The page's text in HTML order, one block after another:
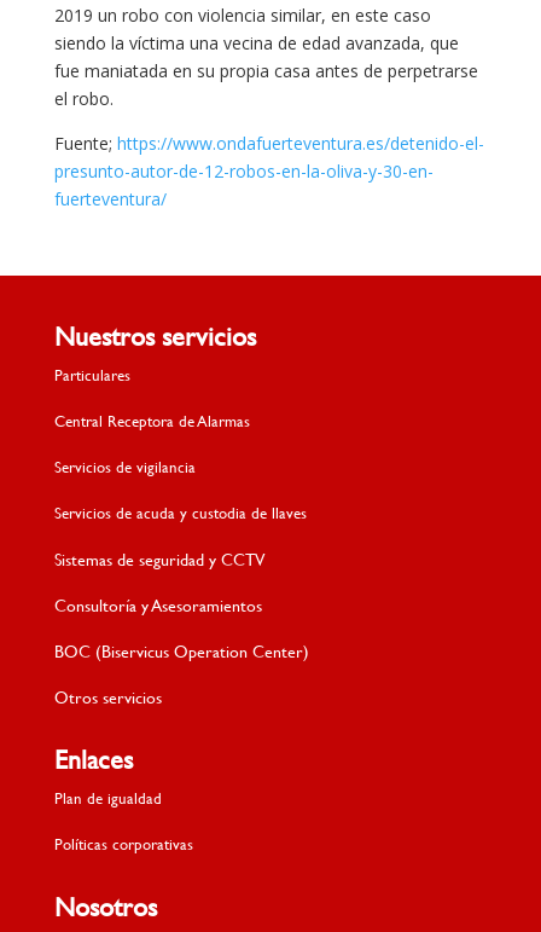
2019 un robo con violencia similar, en este caso
siendo la víctima una vecina de edad avanzada, que
fue maniatada en su propia casa antes de perpetrarse
el robo.
Fuente; https://www.ondafuerteventura.es/detenido-el-
presunto-autor-de-12-robos-en-la-oliva-y-30-en-
fuerteventura/
Nuestros servicios
Particulares
Central Receptora de Alarmas
Servicios de vigilancia
Servicios de acuda y custodia de llaves
Sistemas de seguridad y CCTV
Consultoría y Asesoramientos
BOC (Biservicus Operation Center)
Otros servicios
Enlaces
Plan de igualdad
Políticas corporativas
Nosotros